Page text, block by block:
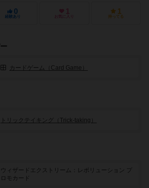
0
経験あり
1
お気に入り
1
持ってる
カードゲーム（Card Game）
トリックテイキング（Trick-taking）
ウィザードエクストリーム：レボリューション プ
ロモカード